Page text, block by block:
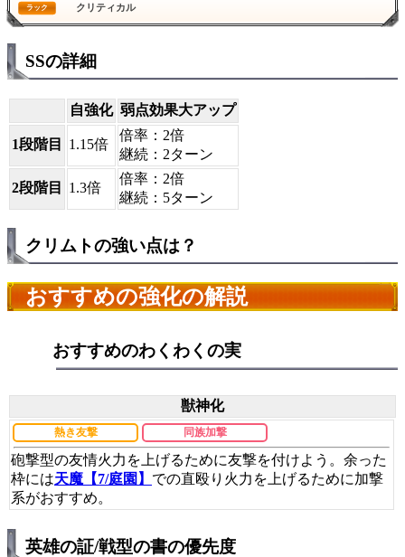
ラック クリティカル
SSの詳細
自強化 弱点効果大アップ
1段階目 1.15倍
倍率：2倍
継続：2ターン
2段階目 1.3倍
倍率：2倍
継続：5ターン
クリムトの強い点は？
おすすめの強化の解説
おすすめのわくわくの実
獣神化
熱き友撃 同族加撃
砲撃型の友情火力を上げるために友撃を付けよう。余った
枠には天魔【7/庭園】 での直殴り火力を上げるために加撃
系がおすすめ。
英雄の証/戦型の書の優先度